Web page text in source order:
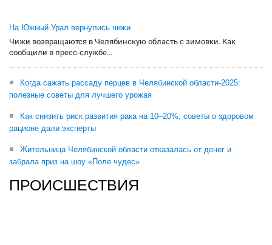
На Южный Урал вернулись чижи
Чижи возвращаются в Челябинскую область с зимовки. Как
сообщили в пресс-службе...
Когда сажать рассаду перцев в Челябинской области-2025:
полезные советы для лучшего урожая
Как снизить риск развития рака на 10–20%: советы о здоровом
рационе дали эксперты
Жительница Челябинской области отказалась от денег и
забрала приз на шоу «Поле чудес»
ПРОИСШЕСТВИЯ